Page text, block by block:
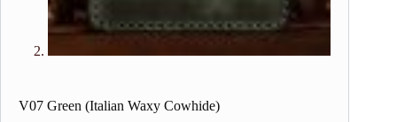
V07 Green (Italian Waxy Cowhide)